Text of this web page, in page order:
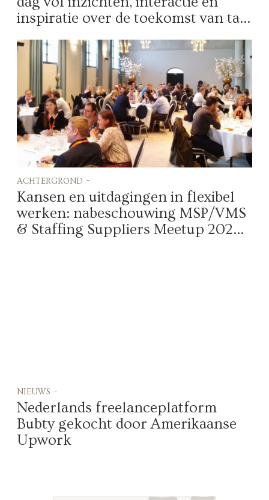
inspiratie over de toekomst van ta...
achtergrond -
Kansen en uitdagingen in flexibel
werken: nabeschouwing MSP/VMS
& Staffing Suppliers Meetup 202...
nieuws -
Nederlands freelanceplatform
Bubty gekocht door Amerikaanse
Upwork